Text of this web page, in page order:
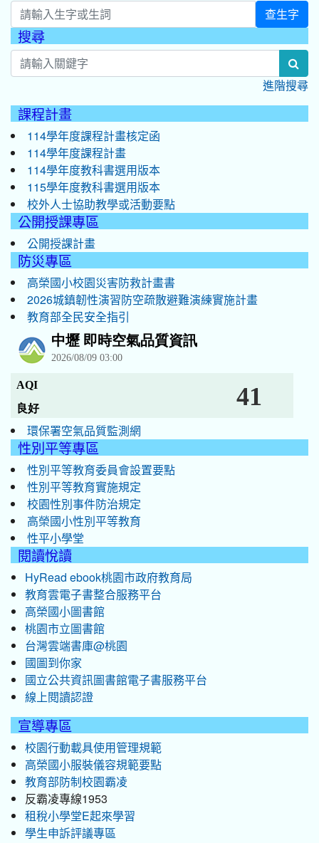
查生字
搜尋
進階搜尋
課程計畫
114學年度課程計畫核定函
114學年度課程計畫
114學年度教科書選用版本
115學年度教科書選用版本
校外人士協助教學或活動要點
公開授課專區
公開授課計畫
防災專區
高榮國小校園災害防救計畫書
2026城鎮韌性演習防空疏散避難演練實施計畫
教育部全民安全指引
環保署空氣品質監測網
性別平等專區
性別平等教育委員會設置要點
性別平等教育實施規定
校園性別事件防治規定
高榮國小性別平等教育
性平小學堂
閱讀悅讀
HyRead ebook桃園市政府教育局
教育雲電子書整合服務平台
高榮國小圖書館
桃園市立圖書館
台灣雲端書庫@桃園
國圖到你家
國立公共資訊圖書館電子書服務平台
線上閱讀認證
宣導專區
校園行動載具使用管理規範
高榮國小服裝儀容規範要點
教育部防制校園霸凌
反霸凌專線1953
租稅小學堂E起來學習
學生申訴評議專區